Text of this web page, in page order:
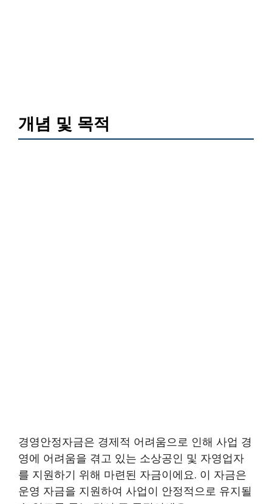
개념 및 목적
경영안정자금은 경제적 어려움으로 인해 사업 경
영에 어려움을 겪고 있는 소상공인 및 자영업자
를 지원하기 위해 마련된 자금이에요. 이 자금은
운영 자금을 지원하여 사업이 안정적으로 유지될